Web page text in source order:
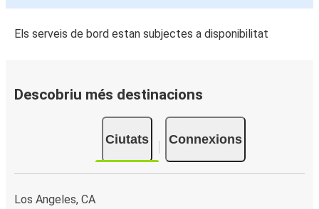
Els serveis de bord estan subjectes a disponibilitat
Descobriu més destinacions
Ciutats Connexions
Los Angeles, CA